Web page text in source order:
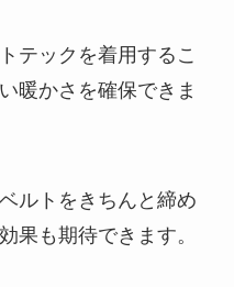
テックを着用するこ
暖かさを確保できま
ルトをきちんと締め
果も期待できます。